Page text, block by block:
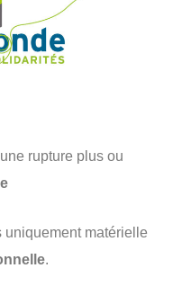
rupture plus ou
uniquement matérielle
.